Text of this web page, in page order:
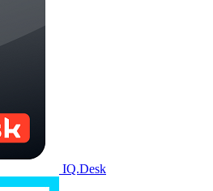
IQ.Desk